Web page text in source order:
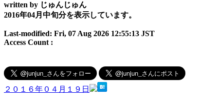
written by じゅんじゅん
2016年04月中旬分を表示しています。
Last-modified: Fri, 07 Aug 2026 12:55:13 JST
Access Count :
２０１６年０４月１９日